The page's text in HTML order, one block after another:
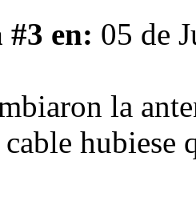
#3 en: 05 de
la
hubiese